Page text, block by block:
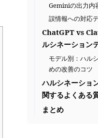
Geminiの出力内
誤情報への対応
ChatGPT vs
ルシネーション
モデル別：ハル
めの改善のコツ
ハルシネーショ
関するよくある
まとめ